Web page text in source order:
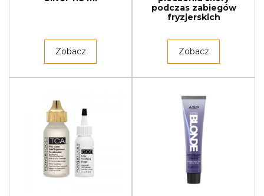
Zobacz
podczas zabiegów
fryzjerskich
Zobacz